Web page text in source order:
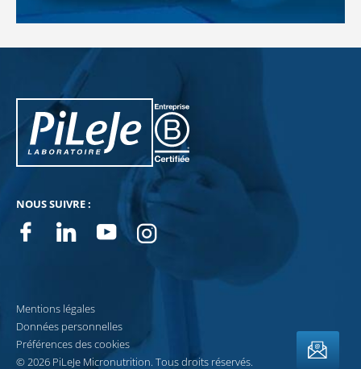
PiLeJe : informations complémentaires
NOUS SUIVRE :
Facebook
Linkedin
YoutubeInstagram
Mentions légales
Données personnelles
Préférences des cookies
© 2026 PiLeJe Micronutrition. Tous droits réservés.